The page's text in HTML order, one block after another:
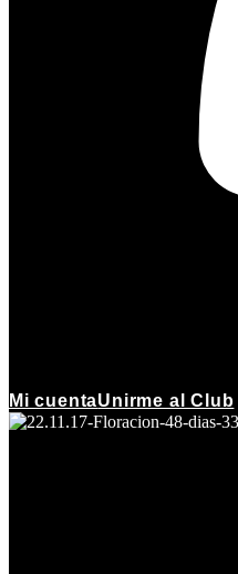
Mi cuentaUnirme al Club